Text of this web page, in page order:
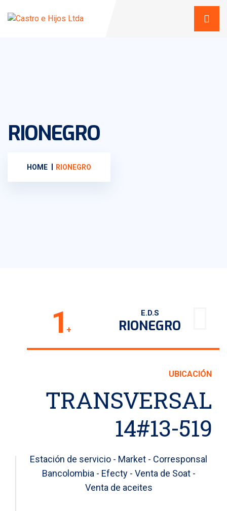
RIONEGRO
HOME RIONEGRO
1 +
E.D.S
RIONEGRO
UBICACIÓN
TRANSVERSAL
14#13-519
Estación de servicio - Market - Corresponsal
Bancolombia - Efecty - Venta de Soat -
Venta de aceites